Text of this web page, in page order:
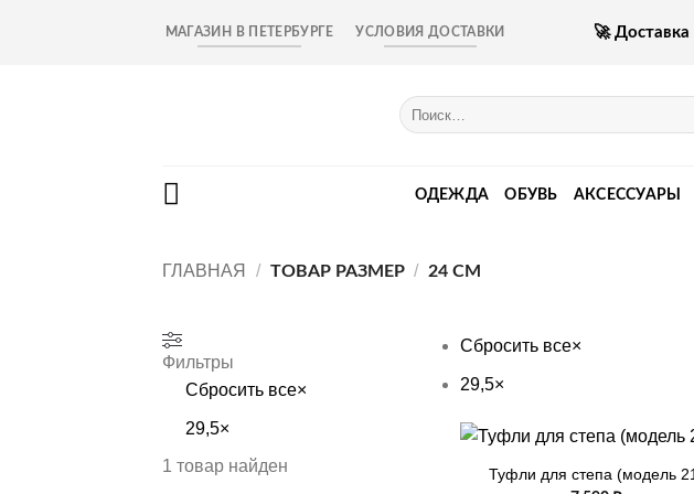
МАГАЗИН В ПЕТЕРБУРГЕ УСЛОВИЯ ДОСТАВКИ 🚀
Искать:
ОДЕЖДА ОБУВЬ АКСЕССУАРЫ
ГЛАВНАЯ / ТОВАР РАЗМЕР / 24 СМ
Фильтры
Сбросить все×
29,5×
1 товар найден
Сбросить все×
29,5×
+
Туфли для степа (модель